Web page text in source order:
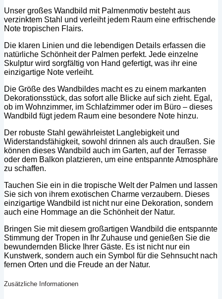
Unser großes Wandbild mit Palmenmotiv besteht aus
verzinktem Stahl und verleiht jedem Raum eine erfrischende
Note tropischen Flairs.
Die klaren Linien und die lebendigen Details erfassen die
natürliche Schönheit der Palmen perfekt. Jede einzelne
Skulptur wird sorgfältig von Hand gefertigt, was ihr eine
einzigartige Note verleiht.
Die Größe des Wandbildes macht es zu einem markanten
Dekorationsstück, das sofort alle Blicke auf sich zieht. Egal,
ob im Wohnzimmer, im Schlafzimmer oder im Büro – dieses
Wandbild fügt jedem Raum eine besondere Note hinzu.
Der robuste Stahl gewährleistet Langlebigkeit und
Widerstandsfähigkeit, sowohl drinnen als auch draußen. Sie
können dieses Wandbild auch im Garten, auf der Terrasse
oder dem Balkon platzieren, um eine entspannte Atmosphäre
zu schaffen.
Tauchen Sie ein in die tropische Welt der Palmen und lassen
Sie sich von ihrem exotischen Charme verzaubern. Dieses
einzigartige Wandbild ist nicht nur eine Dekoration, sondern
auch eine Hommage an die Schönheit der Natur.
Bringen Sie mit diesem großartigen Wandbild die entspannte
Stimmung der Tropen in Ihr Zuhause und genießen Sie die
bewundernden Blicke Ihrer Gäste. Es ist nicht nur ein
Kunstwerk, sondern auch ein Symbol für die Sehnsucht nach
fernen Orten und die Freude an der Natur.
Zusätzliche Informationen